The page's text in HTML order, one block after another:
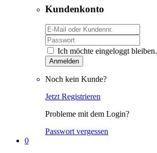
Kundenkonto
Ich möchte eingeloggt bleiben.
Anmelden
Noch kein Kunde?
Jetzt Registrieren
Probleme mit dem Login?
Passwort vergessen
0